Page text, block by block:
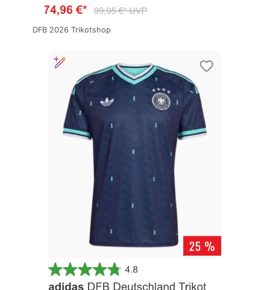
DFB 2026 Trikotshop